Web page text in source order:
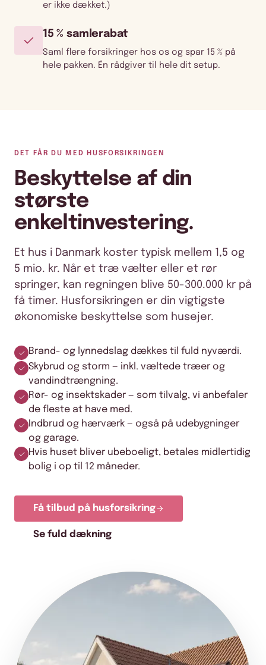
er ikke dækket.)
15 % samlerabat
Saml flere forsikringer hos os og spar 15 % på
hele pakken. Én rådgiver til hele dit setup.
DET FÅR DU MED HUSFORSIKRINGEN
Beskyttelse af din
største
enkeltinvestering.
Et hus i Danmark koster typisk mellem 1,5 og
5 mio. kr. Når et træ vælter eller et rør
springer, kan regningen blive 50-300.000 kr på
få timer. Husforsikringen er din vigtigste
økonomiske beskyttelse som husejer.
Brand- og lynnedslag dækkes til fuld nyværdi.
Skybrud og storm — inkl. væltede træer og
vandindtrængning.
Rør- og insektskader — som tilvalg, vi anbefaler
de fleste at have med.
Indbrud og hærværk — også på udebygninger
og garage.
Hvis huset bliver ubeboeligt, betales midlertidig
bolig i op til 12 måneder.
Få tilbud på husforsikring
Se fuld dækning